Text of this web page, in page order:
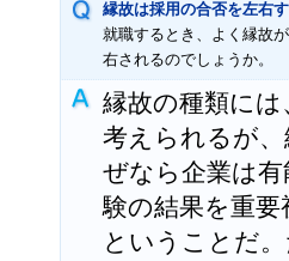
縁故は採用の合否を左右
就職するとき、よく縁故
右されるのでしょうか。
縁故の種類に
考えられるが
ぜなら企業は
験の結果を重
ということだ